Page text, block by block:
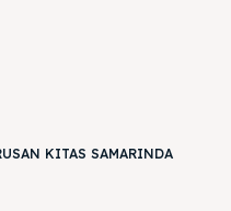
KITAS SAMARINDA